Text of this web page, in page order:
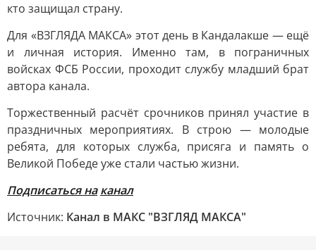
кто защищал страну.
Для «ВЗГЛЯДА МАКСА» этот день в Кандалакше — ещё
и личная история. Именно там, в пограничных
войсках ФСБ России, проходит службу младший брат
автора канала.
Торжественный расчёт срочников принял участие в
праздничных мероприятиях. В строю — молодые
ребята, для которых служба, присяга и память о
Великой Победе уже стали частью жизни.
Подписаться на канал
Источник: Канал в МАКС "ВЗГЛЯД МАКСА"